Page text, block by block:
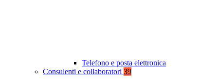
Telefono e posta elettronica
Consulenti e collaboratori 39